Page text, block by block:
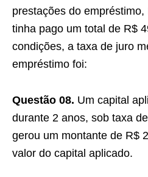
prestações do
tinha pago um total de R$
condições, a taxa de juro
empréstimo foi:
Questão 08. Um capital
durante 2 anos, sob taxa
gerou um montante de R$
valor do capital aplicado.